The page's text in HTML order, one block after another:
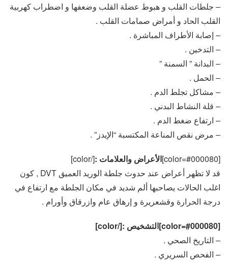
– جلطات القلب و هبوط عضلة القلب وضعفها و اضطراب كهربية
القلب الحاد و أمراض صمامات القلب .
– إصابة الأطراف المباشرة .
– التدخين .
– البدانة ” السمنة ”
– الحمل .
– مشاكل تجلط الدم .
– قلة النشاط البدني .
– ارتفاع ضغط الدم .
– مرض نقص المناعة المكتسبة “الإيدز” .
[color=#000080] الأعراض والعلامات :[/color]
قد لا تظهر أعراض عند حدوث جلطة الوريد العميق DVT , كون
اغلب الحالات يصاحبها ألم شديد في مكان الجلطة مع ارتفاع في
درجة الحرارة وقشعريرة و إرهاق عام وازرقاق وأورام .
[color=#000080]التشخيص :[/color]
– التاريخ الصحي .
– الفحص السريري .